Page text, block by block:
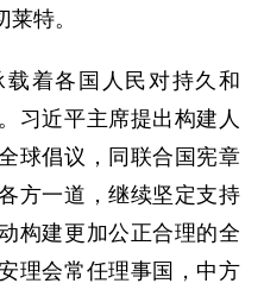
特。
着各国人民对持久和
习近平主席提出构建人
球倡议，同联合国宪章
方一道，继续坚定支持
构建更加公正合理的全
理会常任理事国，中方